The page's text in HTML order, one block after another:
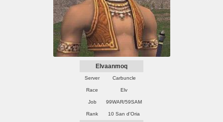
Elvaanmoq
Server Carbuncle
Race Elv
Job 99WAR/59SAM
Rank 10 San d'Oria